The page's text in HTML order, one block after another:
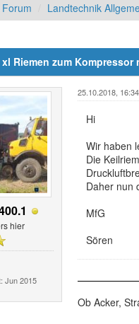
Landtechnik
xl Riemen zum Kompressor
hier
Jun 2015
25.10.2018, 16:34
Hi
Wir haben
Die
Daher nun
MfG
Sören
Ob Acker,